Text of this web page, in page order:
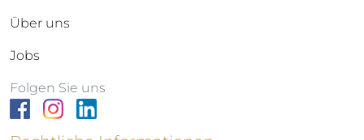
Über uns
Jobs
Folgen Sie uns